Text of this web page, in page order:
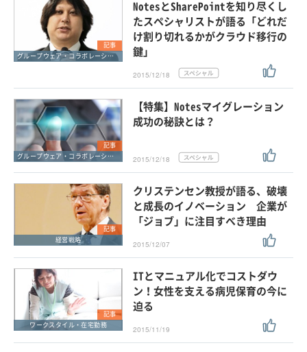
記事
グループウェア・コラボレーション
NotesとSharePointを知り尽くし
たスペシャリストが語る「どれだ
け割り切れるかがクラウド移行の
鍵」
2015/12/18
記事
グループウェア・コラボレーション
【特集】Notesマイグレーション
成功の秘訣とは？
2015/12/18
記事
経営戦略
クリステンセン教授が語る、破壊
と成長のイノベーション 企業が
「ジョブ」に注目すべき理由
2015/12/07
記事
ワークスタイル・在宅勤務
ITとマニュアル化でコストダウ
ン！女性を支える病児保育の今に
迫る
2015/11/19